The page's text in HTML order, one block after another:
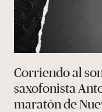
Corriendo al
saxofonista
maratón de